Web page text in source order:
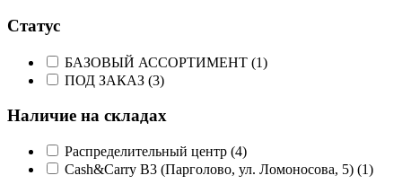
Статус
БАЗОВЫЙ АССОРТИМЕНТ (1)
ПОД ЗАКАЗ (3)
Наличие на складах
Распределительный центр (4)
Cash&Carry B3 (Парголово, ул. Ломоносова, 5) (1)